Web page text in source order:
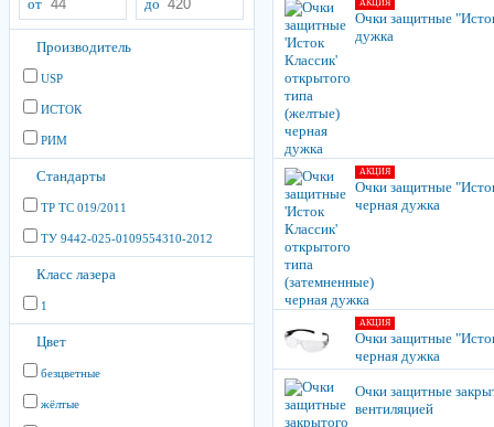
от до
Производитель
USP
ИСТОК
РИМ
Стандарты
ТР ТС 019/2011
ТУ 9442-025-0109554310-2012
Класс лазера
1
Цвет
безцветные
жёлтые
АКЦИЯ
Очки защитные
дужка
АКЦИЯ
Очки защитные
черная дужка
АКЦИЯ
Очки защитные
черная дужка
Очки защитные
вентиляцией